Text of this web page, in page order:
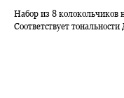
Набор из 8 колокольчиков
Соответствует